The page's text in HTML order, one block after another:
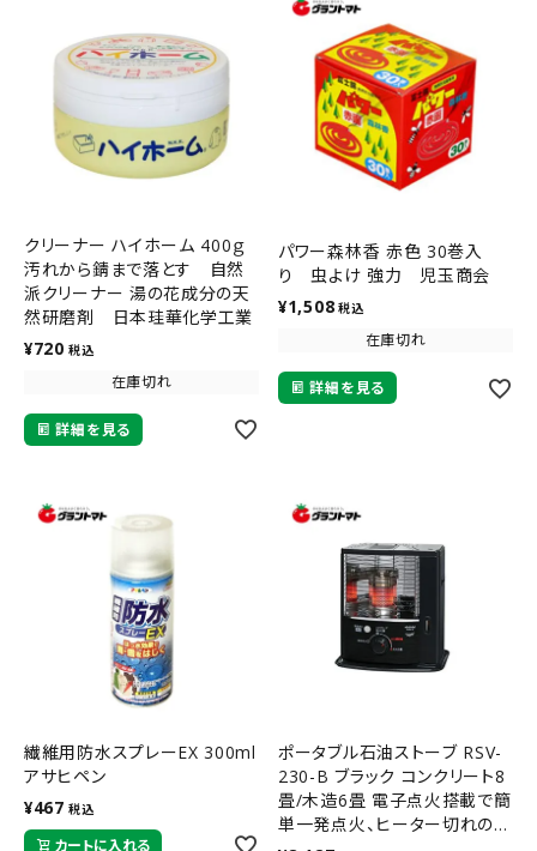
クリーナー ハイホーム 400ｇ
汚れから錆まで落とす 自然
派クリーナー 湯の花成分の天
然研磨剤 日本珪華化学工業
¥720 税込
在庫切れ
詳細を見る
パワー森林香 赤色 30巻入
り 虫よけ 強力 児玉商会
¥1,508 税込
在庫切れ
詳細を見る
繊維用防水スプレーEX 300ml
アサヒペン
¥467 税込
カートに入れる
ポータブル石油ストーブ RSV-
230-B ブラック コンクリート8
畳/木造6畳 電子点火搭載で簡
単一発点火、ヒーター切れの心